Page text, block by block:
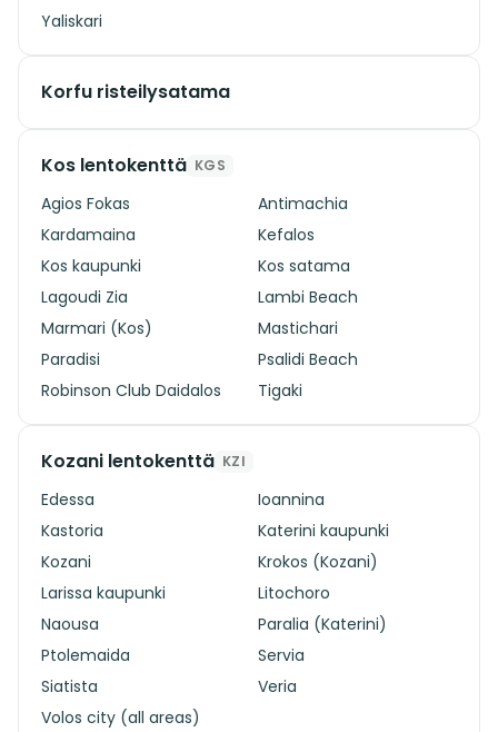
Yaliskari
Korfu risteilysatama
Kos lentokenttä KGS
Agios Fokas
Antimachia
Kardamaina
Kefalos
Kos kaupunki
Kos satama
Lagoudi Zia
Lambi Beach
Marmari (Kos)
Mastichari
Paradisi
Psalidi Beach
Robinson Club Daidalos
Tigaki
Kozani lentokenttä KZI
Edessa
Ioannina
Kastoria
Katerini kaupunki
Kozani
Krokos (Kozani)
Larissa kaupunki
Litochoro
Naousa
Paralia (Katerini)
Ptolemaida
Servia
Siatista
Veria
Volos city (all areas)